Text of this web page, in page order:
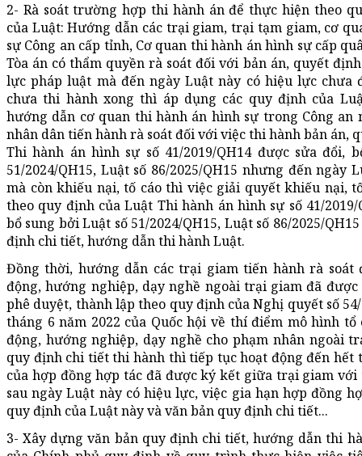
2- Rà soát trường hợp thi hành án để thực hiện theo
của Luật: Hướng dẫn các trại giam, trại tạm giam, cơ
sự Công an cấp tỉnh, Cơ quan thi hành án hình sự cấp
Tòa án có thẩm quyền rà soát đối với bản án, quyết
lực pháp luật mà đến ngày Luật này có hiệu lực chưa
chưa thi hành xong thì áp dụng các quy định của
hướng dẫn cơ quan thi hành án hình sự trong Công an
nhân dân tiến hành rà soát đối với việc thi hành bản án,
Thi hành án hình sự số 41/2019/QH14 được sửa đổi,
51/2024/QH15, Luật số 86/2025/QH15 nhưng đến ngày
mà còn khiếu nại, tố cáo thì việc giải quyết khiếu nại,
theo quy định của Luật Thi hành án hình sự số 41/
bổ sung bởi Luật số 51/2024/QH15, Luật số 86/2025/
định chi tiết, hướng dẫn thi hành Luật.
Đồng thời, hướng dẫn các trại giam tiến hành rà soát
động, hướng nghiệp, dạy nghề ngoài trại giam đã được
phê duyệt, thành lập theo quy định của Nghị quyết số
tháng 6 năm 2022 của Quốc hội về thí điểm mô hình tổ
động, hướng nghiệp, dạy nghề cho phạm nhân ngoài
quy định chi tiết thi hành thì tiếp tục hoạt động đến hết
của hợp đồng hợp tác đã được ký kết giữa trại giam với
sau ngày Luật này có hiệu lực, việc gia hạn hợp đồng
quy định của Luật này và văn bản quy định chi tiết...
3- Xây dựng văn bản quy định chi tiết, hướng dẫn thi